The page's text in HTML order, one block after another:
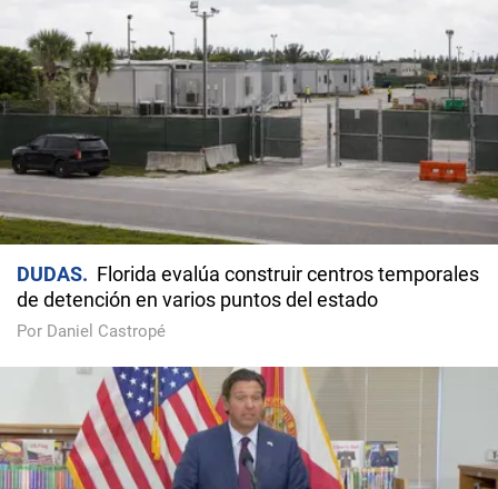
DUDAS
Florida evalúa construir centros temporales
de detención en varios puntos del estado
Por Daniel Castropé